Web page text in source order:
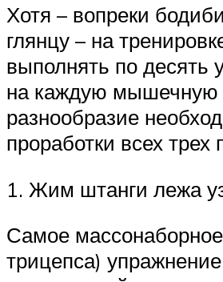
Хотя – вопреки
глянцу – на
выполнять по десять
на каждую мышечную
разнообразие
проработки всех трех
1. Жим штанги лежа
Самое
трицепса)